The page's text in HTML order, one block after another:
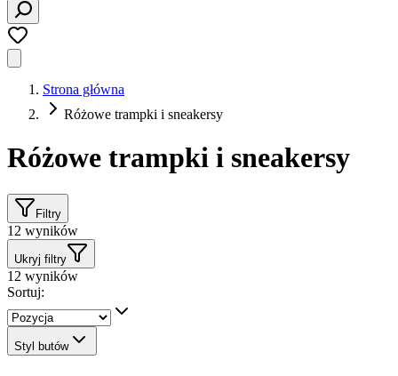
Strona główna
Różowe trampki i sneakersy
Różowe trampki i sneakersy
Filtry
12 wyników
Ukryj filtry
12 wyników
Sortuj:
Styl butów